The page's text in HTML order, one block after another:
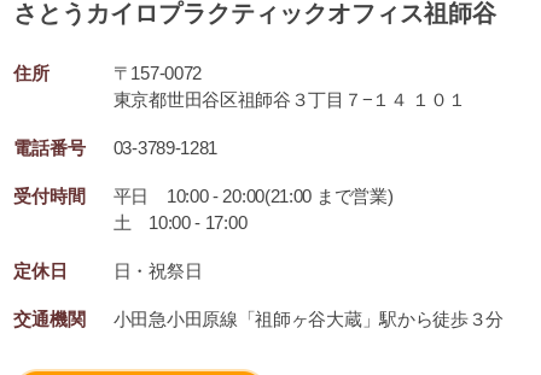
さとうカイロプラクティックオフィス祖師谷
住所
〒157-0072
東京都世田谷区祖師谷３丁目７−１４ １０１
電話番号 03-3789-1281
受付時間
平日 10:00 - 20:00(21:00 まで営業)
土 10:00 - 17:00
定休日 日・祝祭日
交通機関 小田急小田原線「祖師ヶ谷大蔵」駅から徒歩３分